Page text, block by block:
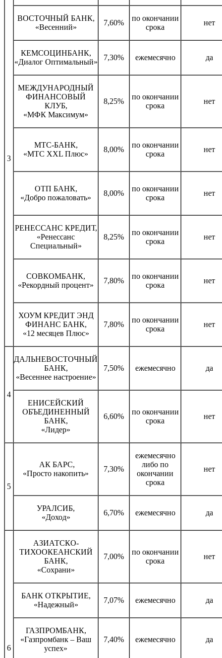
3
ВОСТОЧНЫЙ БАНК,
«Весенний»
7,60%
по окончании
срока
нет
КЕМСОЦИНБАНК,
«Диалог Оптимальный»
7,30% ежемесячно да
МЕЖДУНАРОДНЫЙ
ФИНАНСОВЫЙ
КЛУБ,
«МФК Максимум»
8,25%
по окончании
срока
нет
МТС-БАНК,
«МТС ХХL Плюс»
8,00%
по окончании
срока
нет
ОТП БАНК,
«Добро пожаловать»
8,00%
по окончании
срока
нет
РЕНЕССАНС КРЕДИТ,
«Ренессанс
Специальный»
8,25%
по окончании
срока
нет
СОВКОМБАНК,
«Рекордный процент»
7,80%
по окончании
срока
нет
ХОУМ КРЕДИТ ЭНД
ФИНАНС БАНК,
«12 месяцев Плюс»
7,80%
по окончании
срока
нет
4
ДАЛЬНЕВОСТОЧНЫЙ
БАНК,
«Весеннее настроение»
7,50% ежемесячно да
ЕНИСЕЙСКИЙ
ОБЪЕДИНЕННЫЙ
БАНК,
«Лидер»
6,60%
по окончании
срока
нет
5
АК БАРС,
«Просто накопить»
7,30%
ежемесячно
либо по
окончании
срока
нет
УРАЛСИБ,
«Доход»
6,70% ежемесячно да
6
АЗИАТСКО-
ТИХООКЕАНСКИЙ
БАНК,
«Сохрани»
7,00%
по окончании
срока
нет
БАНК ОТКРЫТИЕ,
«Надежный»
7,07% ежемесячно да
ГАЗПРОМБАНК,
«Газпромбанк – Ваш
успех»
7,40% ежемесячно да